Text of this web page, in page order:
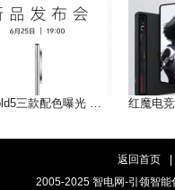
vivo X Fold5三款配色曝光 轻薄手感，和你好搭
返回首页
2005-2025 智电网-引领智